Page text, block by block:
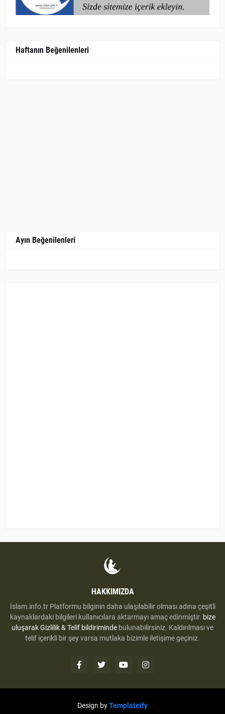
Haftanın Beğenilenleri
Ayın Beğenilenleri
HAKKIMIZDA
İslam.info.tr Platformu bilginin daha ulaşılabilir olması adına çeşitli
kaynaklardaki bilgileri kullanıcılara aktarmayı amaç edinmiştir. bize
uluşarakGizlilik & Telif bildiriminde bulunabilirsiniz. Kaldırılması ve
telif içerikli bir şey varsa mutlaka bizimle iletişime geçiniz.
Design byTemplateify